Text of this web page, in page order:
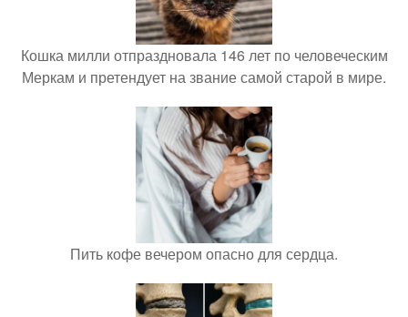
Кошка милли отпраздновала 146 лет по человеческим
Меркам и претендует на звание самой старой в мире.
Пить кофе вечером опасно для сердца.